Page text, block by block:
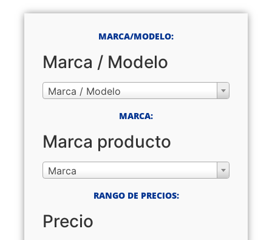
MARCA/MODELO:
Marca / Modelo
Marca / Modelo
MARCA:
Marca producto
Marca
RANGO DE PRECIOS:
Precio